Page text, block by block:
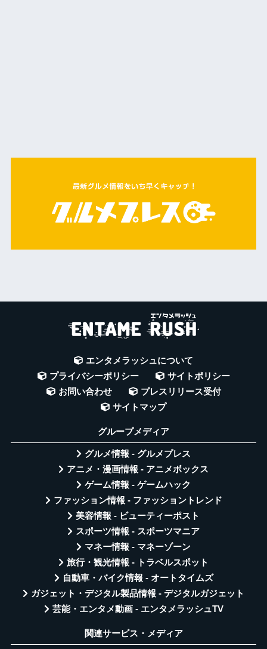
エンタメラッシュについて
プライバシーポリシー
サイトポリシー
お問い合わせ
プレスリリース受付
サイトマップ
グループメディア
グルメ情報 - グルメプレス
アニメ・漫画情報 - アニメボックス
ゲーム情報 - ゲームハック
ファッション情報 - ファッショントレンド
美容情報 - ビューティーポスト
スポーツ情報 - スポーツマニア
マネー情報 - マネーゾーン
旅行・観光情報 - トラベルスポット
自動車・バイク情報 - オートタイムズ
ガジェット・デジタル製品情報 - デジタルガジェット
芸能・エンタメ動画 - エンタメラッシュTV
関連サービス・メディア